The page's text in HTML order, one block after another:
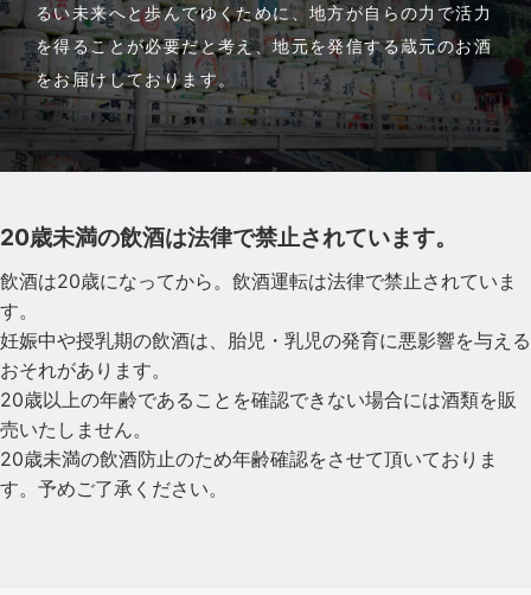
るい未来へと歩んでゆくために、地方が自らの力で活力
を得ることが必要だと考え、地元を発信する蔵元のお酒
をお届けしております。
20歳未満の飲酒は法律で禁止されています。
飲酒は20歳になってから。飲酒運転は法律で禁止されていま
す。
妊娠中や授乳期の飲酒は、胎児・乳児の発育に悪影響を与える
おそれがあります。
20歳以上の年齢であることを確認できない場合には酒類を販
売いたしません。
20歳未満の飲酒防止のため年齢確認をさせて頂いておりま
す。予めご了承ください。